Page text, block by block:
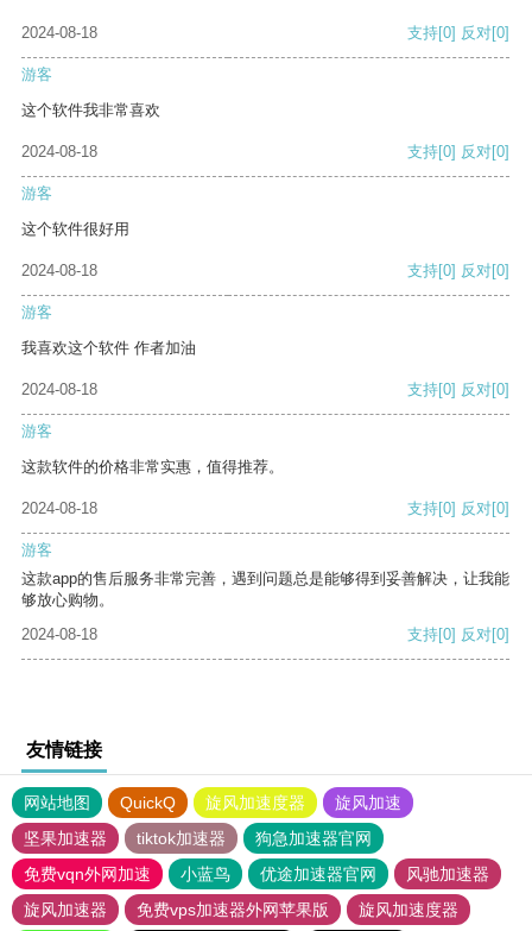
2024-08-18 支持[0] 反对[0]
游客
这个软件我非常喜欢
2024-08-18 支持[0] 反对[0]
游客
这个软件很好用
2024-08-18 支持[0] 反对[0]
游客
我喜欢这个软件 作者加油
2024-08-18 支持[0] 反对[0]
游客
这款软件的价格非常实惠，值得推荐。
2024-08-18 支持[0] 反对[0]
游客
这款app的售后服务非常完善，遇到问题总是能够得到妥善解决，让我能
够放心购物。
2024-08-18
支持[0] 反对[0]
友情链接
网站地图 QuickQ 旋风加速度器
旋风加速
坚果加速器
tiktok加速器
狗急加速器官网
免费vqn外网加速
小蓝鸟 优途加速器官网
风驰加速器
旋风加速器
免费vps加速器外网苹果版
旋风加速度器